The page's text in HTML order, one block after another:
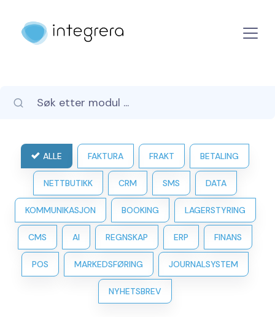
ALLE FAKTURA FRAKT BETALING
NETTBUTIKK CRM SMS DATA
KOMMUNIKASJON BOOKING LAGERSTYRING
CMS AI REGNSKAP ERP FINANS
POS MARKEDSFØRING JOURNALSYSTEM
NYHETSBREV